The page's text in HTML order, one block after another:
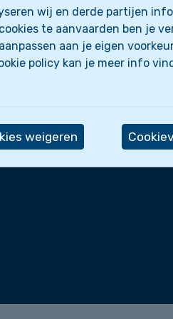
Wettelijk
Privacyverklaring
wij en derde partijen
te aanvaarden ben je
aan je eigen
policy kan je meer info
weigeren